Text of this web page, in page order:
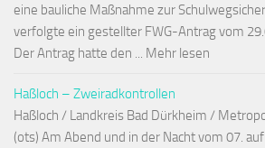
eine bauliche Maßnahme zur
verfolgte ein gestellter FWG-Antrag vom
Der Antrag hatte den ... Mehr lesen
Haßloch – Zweiradkontrollen
Haßloch / Landkreis Bad Dürkheim /
(ots) Am Abend und in der Nacht vom 07.